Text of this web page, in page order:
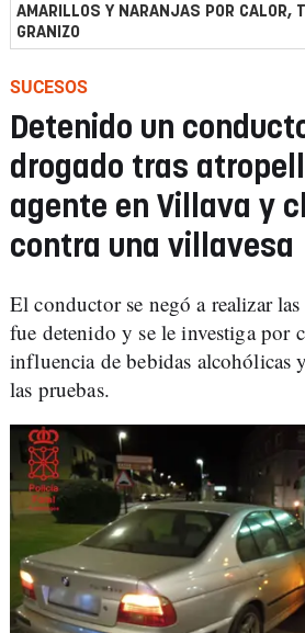
AMARILLOS Y NARANJAS POR CALOR,
GRANIZO
SUCESOS
Detenido un
drogado tras
agente en Villava y
contra una villavesa
El conductor se negó a realizar
fue detenido y se le investiga por
influencia de bebidas alcohólicas
las pruebas.